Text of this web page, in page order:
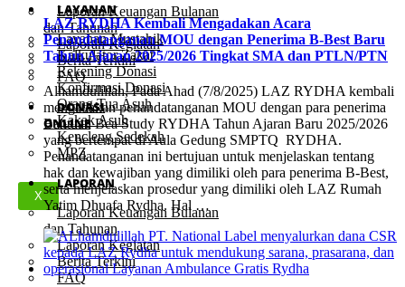
Laporan Keuangan Bulanan
dan Tahunan
Laporan Kegiatan
Berita Terkini
FAQ
DONASI
ONLINE
X
LAYANAN
Layanan Mustahik
Kalkulator Zakat
Rekening Donasi
Konfirmasi Donasi
Orang Tua Asuh
Kakak Asuh
Kencleng Sedekah
MPZ
LAPORAN
Laporan Keuangan Bulanan
dan Tahunan
Laporan Kegiatan
Berita Terkini
FAQ
LAZ RYDHA Kembali Mengadakan Acara
Penandatanganan MOU dengan Penerima B-Best Baru
Tahun Ajaran 2025/2026 Tingkat SMA dan PTLN/PTN
Alhamdulillah, Pada Ahad (7/8/2025) LAZ RYDHA kembali
mengadakan penandatanganan MOU dengan para penerima
Bantuan Bea Study RYDHA Tahun Ajaran Baru 2025/2026
yang bertempat di Aula Gedung SMPTQ RYDHA.
Penandatanganan ini bertujuan untuk menjelaskan tentang
hak dan kewajiban yang dimiliki oleh para penerima B-Best,
serta menjelaskan prosedur yang dimiliki oleh LAZ Rumah
Yatim Dhuafa Rydha. Hal …